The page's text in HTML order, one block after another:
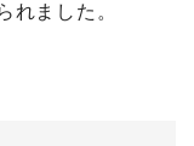
れました。